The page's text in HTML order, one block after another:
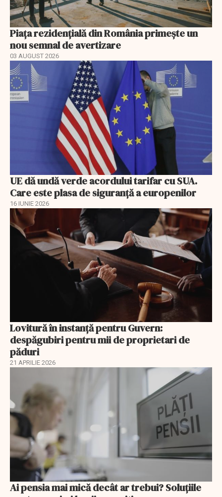
Piața rezidențială din România primește un
nou semnal de avertizare
03 AUGUST 2026
UE dă undă verde acordului tarifar cu SUA.
Care este plasa de siguranță a europenilor
16 IUNIE 2026
Lovitură în instanță pentru Guvern:
despăgubiri pentru mii de proprietari de
păduri
21 APRILIE 2026
Ai pensia mai mică decât ar trebui? Soluţiile